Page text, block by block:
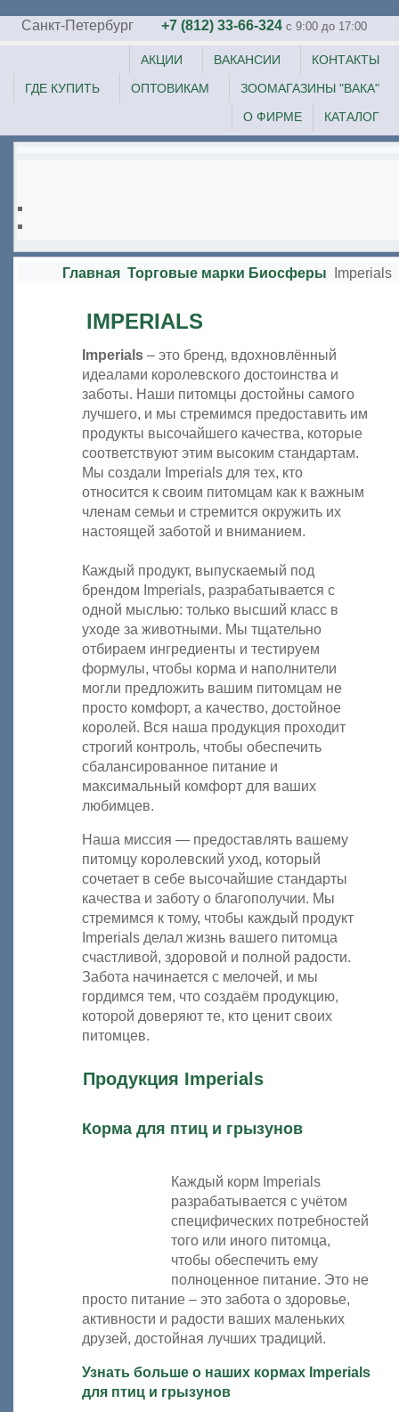
Санкт-Петербург +7 (812) 33-66-324 c 9:00 до 17:00
КОНТАКТЫ
ВАКАНСИИ
АКЦИИ
ЗООМАГАЗИНЫ "ВАКА"
ОПТОВИКАМ
ГДЕ КУПИТЬ
КАТАЛОГ
О ФИРМЕ
Главная Торговые марки Биосферы Imperials
IMPERIALS
Imperials – это бренд, вдохновлённый
идеалами королевского достоинства и
заботы. Наши питомцы достойны самого
лучшего, и мы стремимся предоставить им
продукты высочайшего качества, которые
соответствуют этим высоким стандартам.
Мы создали Imperials для тех, кто
относится к своим питомцам как к важным
членам семьи и стремится окружить их
настоящей заботой и вниманием.
Каждый продукт, выпускаемый под
брендом Imperials, разрабатывается с
одной мыслью: только высший класс в
уходе за животными. Мы тщательно
отбираем ингредиенты и тестируем
формулы, чтобы корма и наполнители
могли предложить вашим питомцам не
просто комфорт, а качество, достойное
королей. Вся наша продукция проходит
строгий контроль, чтобы обеспечить
сбалансированное питание и
максимальный комфорт для ваших
любимцев.
Наша миссия — предоставлять вашему
питомцу королевский уход, который
сочетает в себе высочайшие стандарты
качества и заботу о благополучии. Мы
стремимся к тому, чтобы каждый продукт
Imperials делал жизнь вашего питомца
счастливой, здоровой и полной радости.
Забота начинается с мелочей, и мы
гордимся тем, что создаём продукцию,
которой доверяют те, кто ценит своих
питомцев.
Продукция Imperials
Корма для птиц и грызунов
Каждый корм Imperials
разрабатывается с учётом
специфических потребностей
того или иного питомца,
чтобы обеспечить ему
полноценное питание. Это не
просто питание – это забота о здоровье,
активности и радости ваших маленьких
друзей, достойная лучших традиций.
Узнать больше о наших кормах Imperials
для птиц и грызунов